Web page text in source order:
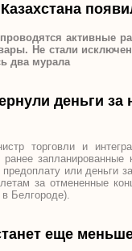
активные
Не стали
два мурала
деньги
торговли и
ранее
предоплату или деньги
за отмененные
Белгороде).
еще